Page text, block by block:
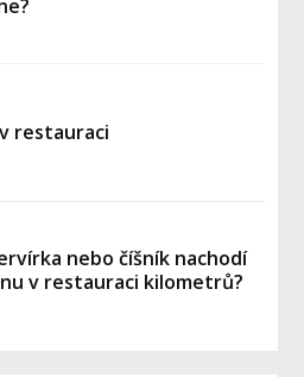
restauraci
nebo číšník nachodí
v restauraci kilometrů?